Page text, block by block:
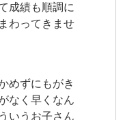
成績も順調に
わってきませ
めずにもがき
なく早くなん
いうお子さん